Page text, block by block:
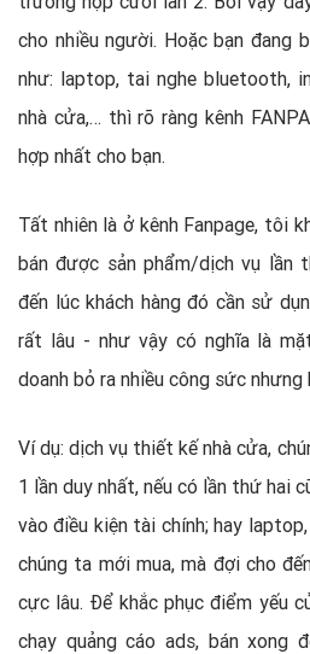
cho nhiều người. Hoặc bạn đang
như: laptop, tai nghe bluetooth,
nhà cửa,… thì rõ ràng kênh
hợp nhất cho bạn.
Tất nhiên là ở kênh Fanpage, tôi
bán được sản phẩm/dịch vụ lần
đến lúc khách hàng đó cần sử
rất lâu - như vậy có nghĩa là
doanh bỏ ra nhiều công sức nhưng
Ví dụ: dịch vụ thiết kế nhà cửa,
1 lần duy nhất, nếu có lần thứ hai
vào điều kiện tài chính; hay
chúng ta mới mua, mà đợi cho
cực lâu. Để khắc phục điểm yếu
chạy quảng cáo ads, bán xong